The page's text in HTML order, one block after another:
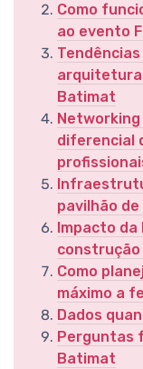
Como
ao evento
arquitetura
Batimat
Networking
diferencial
pavilhão
Impacto da
Como
máximo a
Dados
Perguntas
Batimat